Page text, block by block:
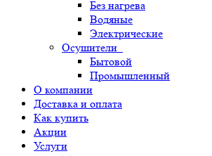
Без нагрева
Водяные
Электрические
Осушители
Бытовой
Промышленный
О компании
Доставка и оплата
Как купить
Акции
Услуги